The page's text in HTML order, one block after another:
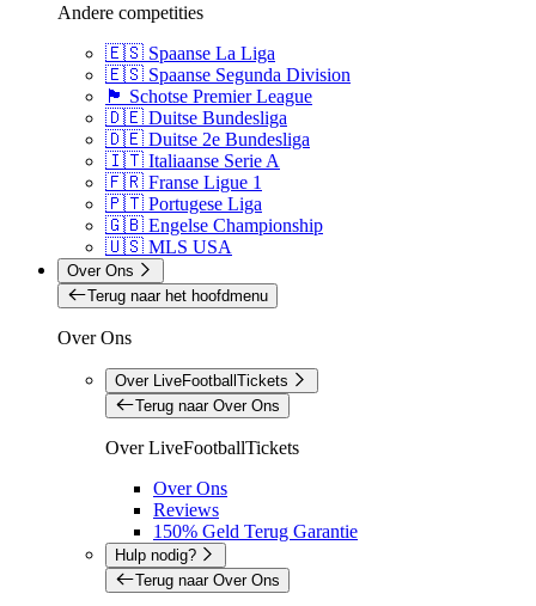
Andere competities
🇪🇸 Spaanse La Liga
🇪🇸 Spaanse Segunda Division
🏴󠁧󠁢󠁳󠁣󠁴󠁿 Schotse Premier League
🇩🇪 Duitse Bundesliga
🇩🇪 Duitse 2e Bundesliga
🇮🇹 Italiaanse Serie A
🇫🇷 Franse Ligue 1
🇵🇹 Portugese Liga
🇬🇧 Engelse Championship
🇺🇸 MLS USA
Over Ons
Terug naar het hoofdmenu
Over Ons
Over LiveFootballTickets
Terug naar Over Ons
Over LiveFootballTickets
Over Ons
Reviews
150% Geld Terug Garantie
Hulp nodig?
Terug naar Over Ons